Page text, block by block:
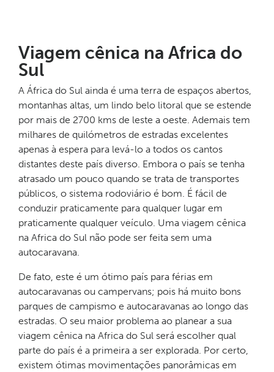
Viagem cênica na Africa do
Sul
A África do Sul ainda é uma terra de espaços abertos,
montanhas altas, um lindo belo litoral que se estende
por mais de 2700 kms de leste a oeste. Ademais tem
milhares de quilómetros de estradas excelentes
apenas à espera para levá-lo a todos os cantos
distantes deste país diverso. Embora o país se tenha
atrasado um pouco quando se trata de transportes
públicos, o sistema rodoviário é bom. É fácil de
conduzir praticamente para qualquer lugar em
praticamente qualquer veículo. Uma viagem cênica
na Africa do Sul não pode ser feita sem uma
autocaravana.
De fato, este é um ótimo país para férias em
autocaravanas ou campervans; pois há muito bons
parques de campismo e autocaravanas ao longo das
estradas. O seu maior problema ao planear a sua
viagem cênica na Africa do Sul será escolher qual
parte do país é a primeira a ser explorada. Por certo,
existem ótimas movimentações panorâmicas em